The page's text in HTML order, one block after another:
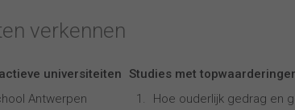
verkennen
universiteiten
Antwerpen
Studies met
Hoe ouderlijk gedrag en